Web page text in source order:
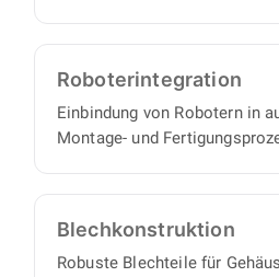
Roboter­integration
Einbindung von Robotern in
Montage- und
Blech­konstruktion
Robuste Blechteile für